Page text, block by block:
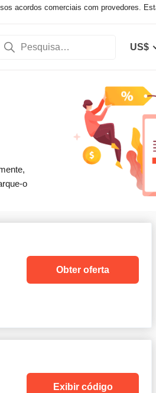
acordos comerciais com provedores.
US$
o
Obter oferta
Exibir código